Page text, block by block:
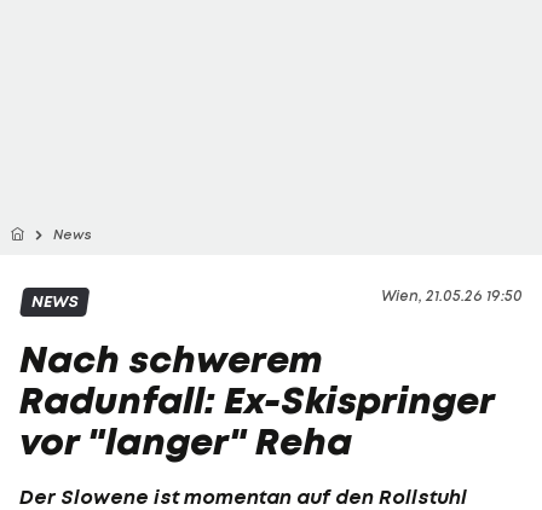
News
Wien, 21.05.26 19:50
NEWS
Nach schwerem
Radunfall: Ex-Skispringer
vor "langer" Reha
Der Slowene ist momentan auf den Rollstuhl